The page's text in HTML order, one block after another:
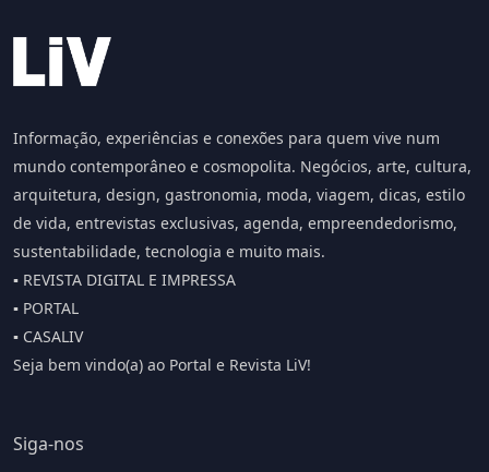
Informação, experiências e conexões para quem vive num
mundo contemporâneo e cosmopolita. Negócios, arte, cultura,
arquitetura, design, gastronomia, moda, viagem, dicas, estilo
de vida, entrevistas exclusivas, agenda, empreendedorismo,
sustentabilidade, tecnologia e muito mais.
▪️ REVISTA DIGITAL E IMPRESSA
▪️ PORTAL
▪️ CASALIV
Seja bem vindo(a) ao Portal e Revista LiV!
Siga-nos